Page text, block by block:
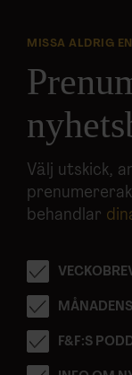
MISSA ALDRIG
Välj utskick,
behandlar
F&F:S